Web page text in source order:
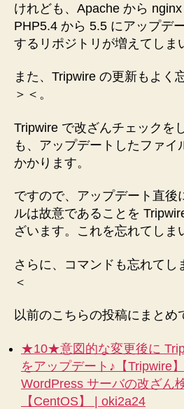
けれども、Apache から nginx
PHP5.4 から 5.5 にアップデ
するリポジトリが増えてしま
また、Tripwire の更新もよく
＞＜。
Tripwire で改ざんチェックを
も、アップデートしたファイ
かかります。
ですので、アップデート直後
ルは故意であることを
ざいます。これを忘れてしま
さらに、コマンドも忘れてし
＜
以前のこちらの投稿にまとめ
★10★意図的な変更後に
をアップデート♪【Tripwire
WordPress サーバの改ざん
【CentOS】 | oki2a24